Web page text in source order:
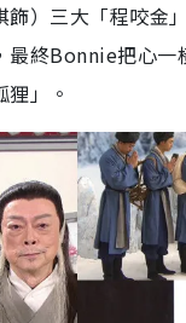
飾）三大「程咬金
最終Bonnie把心一
狸」。